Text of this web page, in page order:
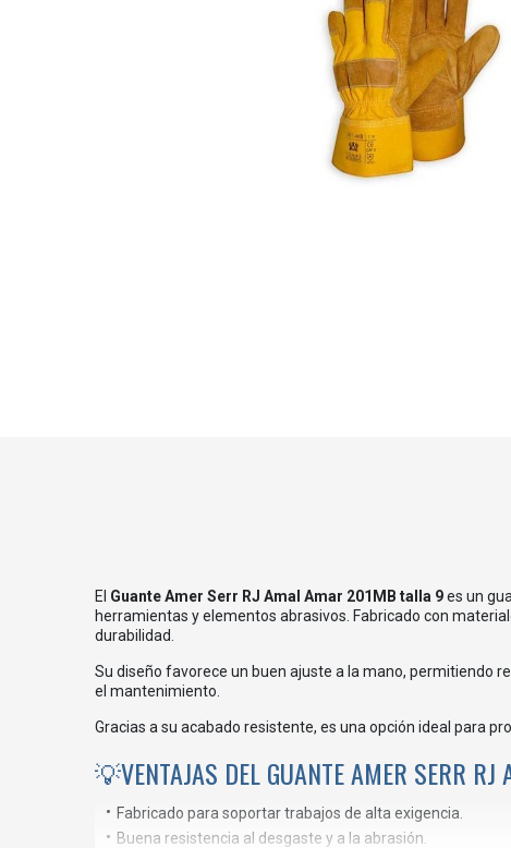
El Guante Amer Serr RJ Amal Amar 201MB talla 9es un
herramientas y elementos abrasivos. Fabricado con
durabilidad.
Su diseño favorece un buen ajuste a la mano, permitiendo
el mantenimiento.
Gracias a su acabado resistente, es una opción ideal para
💡VENTAJAS DEL GUANTE AMER SERR
Fabricado para soportar trabajos de alta exigencia.
Buena resistencia al desgaste y a la abrasión.